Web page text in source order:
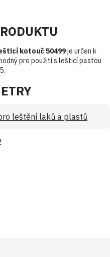
kotouč 50499je určen k
pro použití s lešticí pastou
leštění laků a plastů